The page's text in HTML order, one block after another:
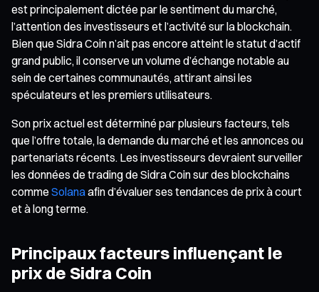
est principalement dictée par le sentiment du marché,
l’attention des investisseurs et l’activité sur la blockchain.
Bien que Sidra Coin n’ait pas encore atteint le statut d’actif
grand public, il conserve un volume d’échange notable au
sein de certaines communautés, attirant ainsi les
spéculateurs et les premiers utilisateurs.
Son prix actuel est déterminé par plusieurs facteurs, tels
que l’offre totale, la demande du marché et les annonces ou
partenariats récents. Les investisseurs devraient surveiller
les données de trading de Sidra Coin sur des blockchains
comme Solanaafin d’évaluer ses tendances de prix à court
et à long terme.
Principaux facteurs influençant le
prix de Sidra Coin